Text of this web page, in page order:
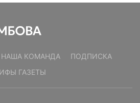
НАША КОМАНДА
ПОДПИСКА
ГАЗЕТЫ